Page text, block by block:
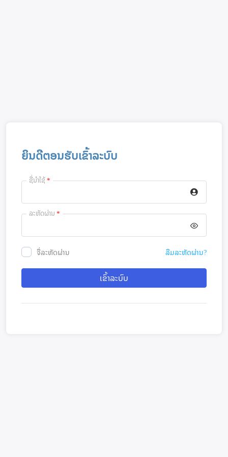
ຍິນດີຕອນຮັບເຂົ້າລະບົບ
ຊື່ນຳໃຊ້*
ລະຫັດຜ່ານ*
ຈື່ລະຫັດຜ່ານ ລືມລະຫັດຜ່ານ?
ເຂົ້າລະບົບ